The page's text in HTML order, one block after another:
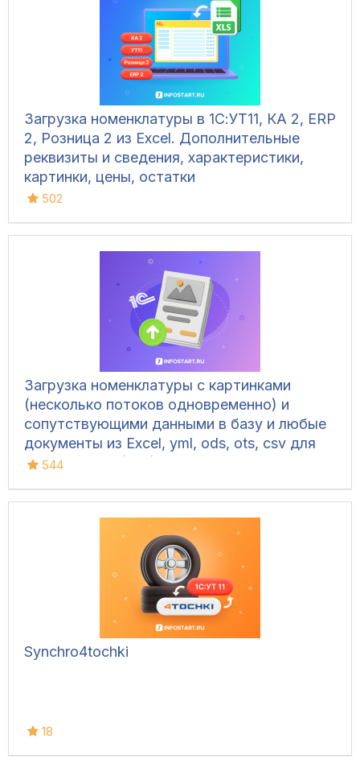
Загрузка номенклатуры в 1С:УТ11, КА 2, ERP
2, Розница 2 из Excel. Дополнительные
реквизиты и сведения, характеристики,
картинки, цены, остатки
502
Загрузка номенклатуры c картинками
(несколько потоков одновременно) и
сопутствующими данными в базу и любые
документы из Excel, yml, ods, ots, csv для
УТ 10.3, УТ 11 (все), БП 3, КА 2, ERP 2, УНФ
544
Synchro4tochki
18